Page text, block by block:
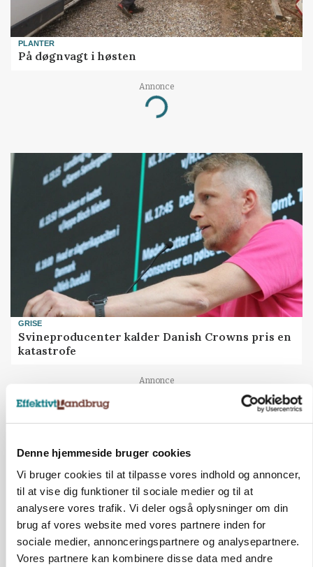
Denne hjemmeside bruger cookies
Vi bruger cookies til at tilpasse vores indhold og annoncer,
til at vise dig funktioner til sociale medier og til at
analysere vores trafik. Vi deler også oplysninger om din
brug af vores website med vores partnere inden for
sociale medier, annonceringspartnere og analysepartnere.
Vores partnere kan kombinere disse data med andre
PLANTER
På døgnvagt i høsten
Annonce
Loading...
GRISE
Svineproducenter kalder Danish Crowns pris en
katastrofe
Annonce